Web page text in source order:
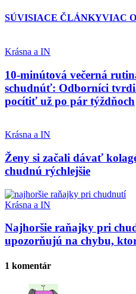
SÚVISIACE ČLÁNKYVIAC
Krásna a IN
10-minútová večerná
schudnúť: Odborníci
pocítiť už po pár týždňoch
Krásna a IN
Ženy si začali dávať
chudnú rýchlejšie
Krásna a IN
Najhoršie raňajky pri
upozorňujú na chybu,
1 komentár